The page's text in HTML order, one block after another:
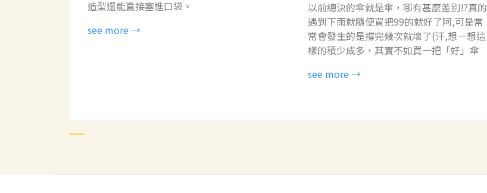
造型還能直接塞進口袋。
see more →
以前總決的傘就是傘，哪有甚麼差別!?真的
遇到下雨就隨便買把99的就好了阿,可是常
常會發生的是撐完幾次就壞了(汗,想ㄧ想這
樣的積少成多，其實不如買一把「好」傘
see more →